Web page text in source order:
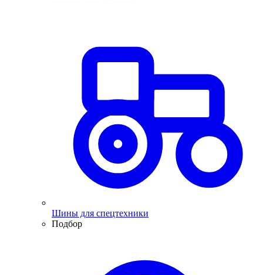
Шины для спецтехники
Подбор